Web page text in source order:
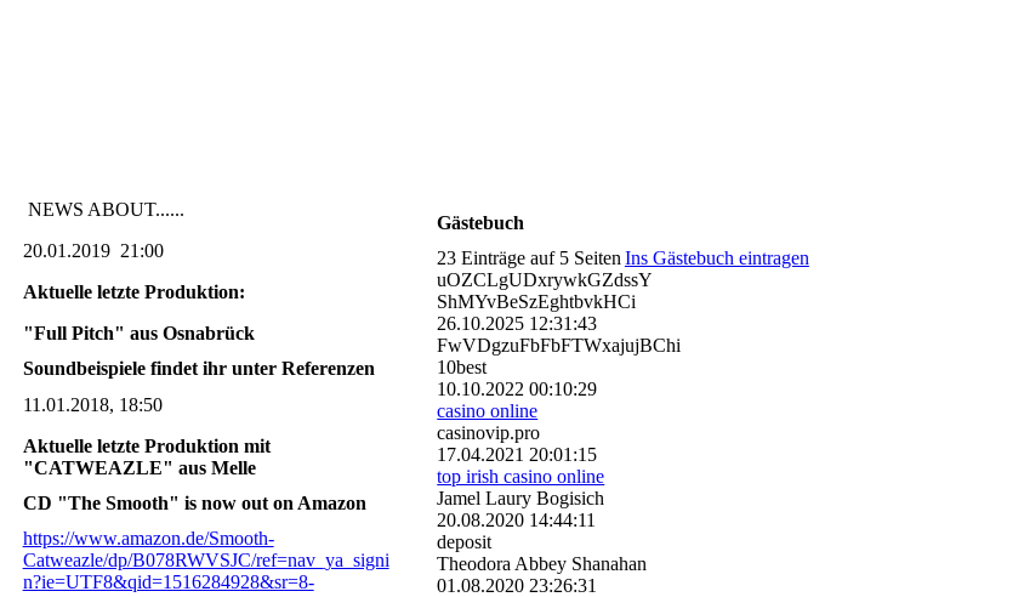
NEWS ABOUT......
20.01.2019 21:00
Aktuelle letzte Produktion:
"Full Pitch" aus Osnabrück
Soundbeispiele findet ihr unter Referenzen
11.01.2018, 18:50
Aktuelle letzte Produktion mit
"CATWEAZLE" aus Melle
CD "The Smooth" is now out on Amazon
https://www.amazon.de/Smooth-
Catweazle/dp/B078RWVSJC/ref=nav_ya_signi
n?ie=UTF8&qid=1516284928&sr=8-
Gästebuch
23 Einträge auf 5 Seiten Ins Gästebuch eintragen
uOZCLgUDxrywkGZdssY
ShMYvBeSzEghtbvkHCi
26.10.2025 12:31:43
FwVDgzuFbFbFTWxajujBChi
10best
10.10.2022 00:10:29
casino online
casinovip.pro
17.04.2021 20:01:15
top irish casino online
Jamel Laury Bogisich
20.08.2020 14:44:11
deposit
Theodora Abbey Shanahan
01.08.2020 23:26:31